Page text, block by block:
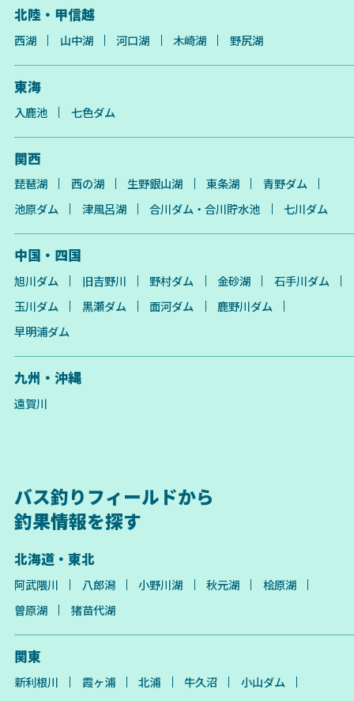
北陸・甲信越
西湖 山中湖 河口湖 木崎湖 野尻湖
東海
入鹿池 七色ダム
関西
琵琶湖 西の湖 生野銀山湖 東条湖
青野ダム
池原ダム
津風呂湖 合川ダム・合川貯水池 七川ダム
中国・四国
旭川ダム 旧吉野川 野村ダム 金砂湖
石手川ダム
玉川ダム
黒瀬ダム 面河ダム
鹿野川ダム
早明浦ダム
九州・沖縄
遠賀川
バス釣りフィールドから
釣果情報を探す
北海道・東北
阿武隈川 八郎潟 小野川湖 秋元湖
桧原湖
曽原湖
猪苗代湖
関東
新利根川 霞ヶ浦 北浦 牛久沼
小山ダム